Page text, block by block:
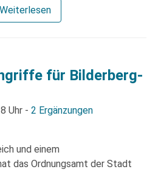
Weiterlesen
für Bilderberg-
Uhr - 2 Ergänzungen
und einem
das Ordnungsamt der Stadt